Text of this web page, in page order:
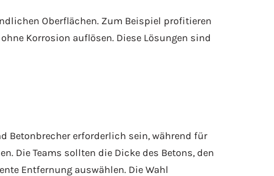
Oberflächen. Zum Beispiel profitieren
Korrosion auflösen. Diese Lösungen sind
Betonbrecher erforderlich sein, während für
Die Teams sollten die Dicke des Betons, den
Entfernung auswählen. Die Wahl